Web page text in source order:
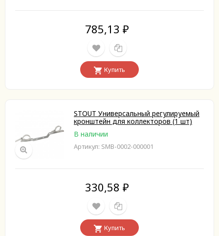
785,13 ₽
Купить
STOUT Универсальный регулируемый
кронштейн для коллекторов (1 шт)
В наличии
Артикул: SMB-0002-000001
330,58 ₽
Купить